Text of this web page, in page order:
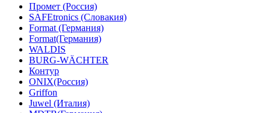
Промет (Россия)
SAFEtronics (Словакия)
Format (Германия)
Format(Германия)
WALDIS
BURG-WÄCHTER
Контур
ONIX(Россия)
Griffon
Juwel (Италия)